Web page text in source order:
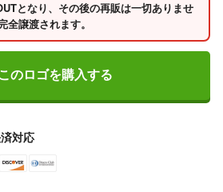
となり、その後の再販は一切ありませ
全譲渡されます。
このロゴを購入する
対応